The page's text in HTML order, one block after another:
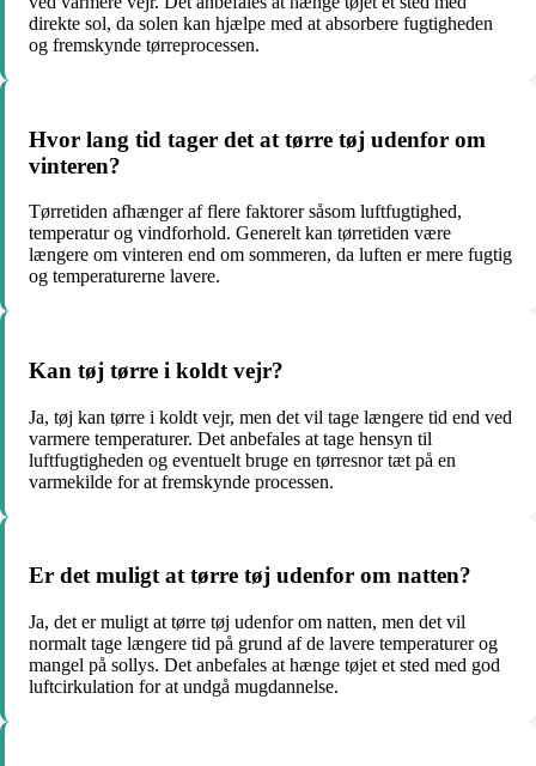
direkte sol, da solen kan hjælpe med at absorbere fugtigheden
og fremskynde tørreprocessen.
Hvor lang tid tager det at tørre tøj udenfor om
vinteren?
Tørretiden afhænger af flere faktorer såsom luftfugtighed,
temperatur og vindforhold. Generelt kan tørretiden være
længere om vinteren end om sommeren, da luften er mere fugtig
og temperaturerne lavere.
Kan tøj tørre i koldt vejr?
Ja, tøj kan tørre i koldt vejr, men det vil tage længere tid end ved
varmere temperaturer. Det anbefales at tage hensyn til
luftfugtigheden og eventuelt bruge en tørresnor tæt på en
varmekilde for at fremskynde processen.
Er det muligt at tørre tøj udenfor om natten?
Ja, det er muligt at tørre tøj udenfor om natten, men det vil
normalt tage længere tid på grund af de lavere temperaturer og
mangel på sollys. Det anbefales at hænge tøjet et sted med god
luftcirkulation for at undgå mugdannelse.